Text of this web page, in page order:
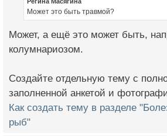
Регина Масягина
Может это быть травмой?
Может, а ещё это может быть,
колумнариозом.
Создайте отдельную тему с
заполненной анкетой и
Как создать тему в разделе
рыб"